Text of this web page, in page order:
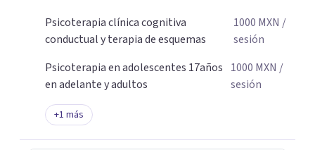
Psicoterapia clínica cognitiva
conductual y terapia de esquemas
1000 MXN /
sesión
Psicoterapia en adolescentes 17años
en adelante y adultos
1000 MXN /
sesión
+1 más